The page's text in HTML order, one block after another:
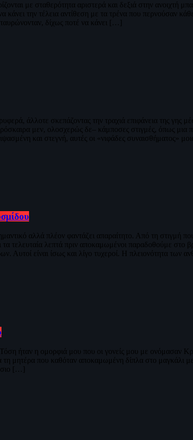
με σταθερότητα αριστερά και δεξιά στην ανοιχτή
κάνει την τέλεια αντίθεση με τα τρένα που περνούσαν
δίχως ποτέ να κάνει […]
άλλοτε σκεπάζοντας την τραχιά επιφάνεια της
μεν, ολοσχερώς δε– κάμποσες στιγμές, όπως μια
και στεγνή, αυτές οι «νιφάδες συναισθήματος»
αλλά πλέον φαντάζει απαραίτητο. Από τη στιγμή
τελευταία λεπτά πριν αποκαμωμένοι παραδοθούμε στο
Αυτοί είναι ίσως και λίγο τυχεροί. Η πλειονότητα των
ήταν η ομορφιά μου που οι γονείς μου με
μητέρα που καθόταν αποκαμωμένη δίπλα στο μαγκάλι
[…]